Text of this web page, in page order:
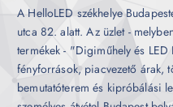
A HelloLED székhelye
utca 82. alatt. Az üzlet -
termékek - "Digiműhely és LED
fényforrások, piacvezető árak,
bemutatóterem és kipróbálási